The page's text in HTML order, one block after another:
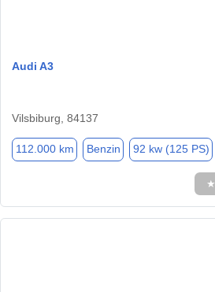
Audi A3
Vilsbiburg, 84137
112.000 km Benzin 92 kw (125 PS)
★